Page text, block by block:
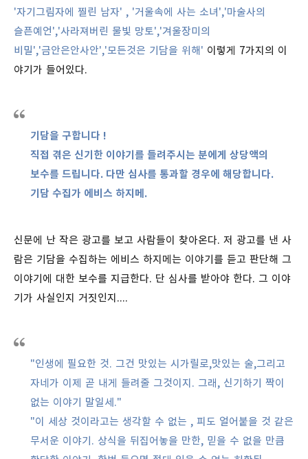
'자기그림자에 찔린 남자' , '거울속에 사는 소녀','마술사의
슬픈예언','사라져버린 물빛 망토','겨울장미의
비밀','금안은안사안','모든것은 기담을 위해' 이렇게 7가지의 이
야기가 들어있다.
기담을 구합니다 !
직접 겪은 신기한 이야기를 들려주시는 분에게 상당액의
보수를 드립니다. 다만 심사를 통과할 경우에 해당합니다.
기담 수집가 에비스 하지메.
신문에 난 작은 광고를 보고 사람들이 찾아온다. 저 광고를 낸 사
람은 기담을 수집하는 에비스 하지메는 이야기를 듣고 판단해 그
이야기에 대한 보수를 지급한다. 단 심사를 받아야 한다. 그 이야
기가 사실인지 거짓인지....
"인생에 필요한 것. 그건 맛있는 시가릴로,맛있는 술,그리고
자네가 이제 곧 내게 들려줄 그것이지. 그래, 신기하기 짝이
없는 이야기 말일세."
"이 세상 것이라고는 생각할 수 없는 , 피도 얼어붙을 것 같은
무서운 이야기. 상식을 뒤집어놓을 만한, 믿을 수 없을 만큼